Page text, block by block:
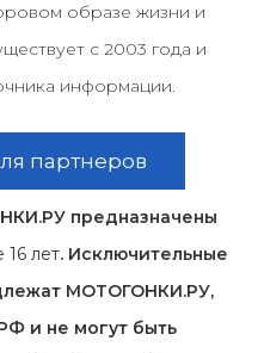
образе жизни и
с 2003 года и
информации.
партнеров
предназначены
16 лет. Исключительные
МОТОГОНКИ.РУ,
и не могут быть